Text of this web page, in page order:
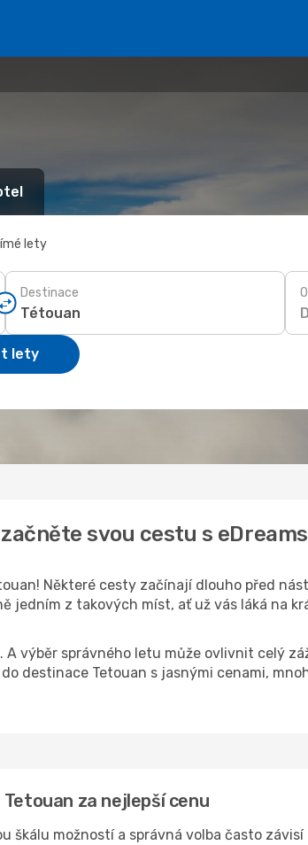
lety
Destinace
lety
svou cestu s eDreams
Některé cesty začínají dlouho před
jedním z takových míst, ať už vás láká na
výběr správného letu může ovlivnit celý
destinace Tetouan s jasnými cenami,
za nejlepší cenu
škálu možností a správná volba často